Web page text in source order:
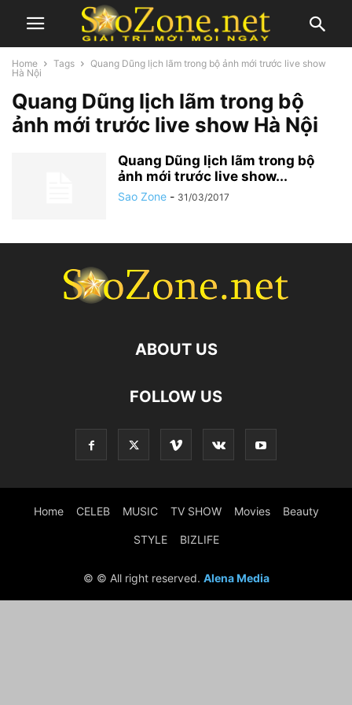
Home Tags
Quang Dũng lịch lãm trong bộ ảnh mới trước live show
Hà Nội
Quang Dũng lịch lãm trong bộ
ảnh mới trước live show Hà Nội
Quang Dũng lịch lãm trong bộ
ảnh mới trước live show...
Sao Zone - 31/03/2017
ABOUT US
FOLLOW US
Home CELEB MUSIC TV SHOW Movies Beauty
STYLE BIZLIFE
© © All right reserved. Alena Media